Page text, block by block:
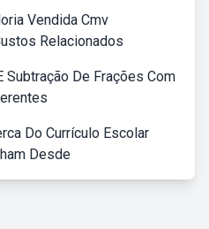
Vendida Cmv
Relacionados
Subtração De Frações Com
Do Currículo Escolar
Desde